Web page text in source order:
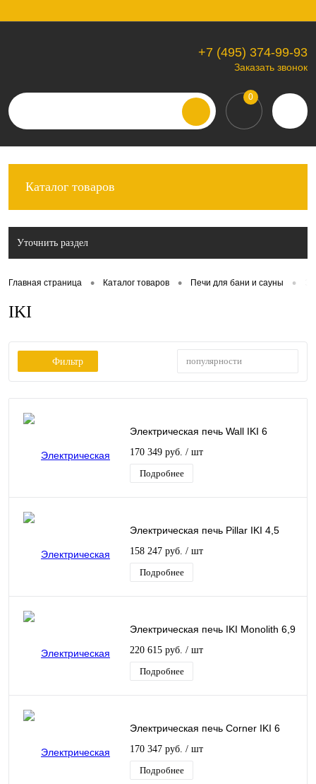
Вход Регистрация
+7 (495) 374-99-93
Заказать звонок
0
Каталог товаров
Уточнить раздел
Главная страница • Каталог товаров • Печи для бани и сауны •
IKI
Фильтр популярности
Электрическая печь Wall IKI 6
170 349 руб. / шт
Подробнее
Электрическая печь Pillar IKI 4,5
158 247 руб. / шт
Подробнее
Электрическая печь IKI Monolith 6,9
220 615 руб. / шт
Подробнее
Электрическая печь Corner IKI 6
170 347 руб. / шт
Подробнее